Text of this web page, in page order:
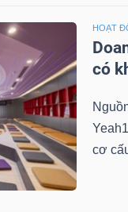
HOẠT
có
cơ